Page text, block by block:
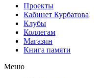
Проекты
Кабинет Курбатова
Клубы
Коллегам
Магазин
Книга памяти
Меню